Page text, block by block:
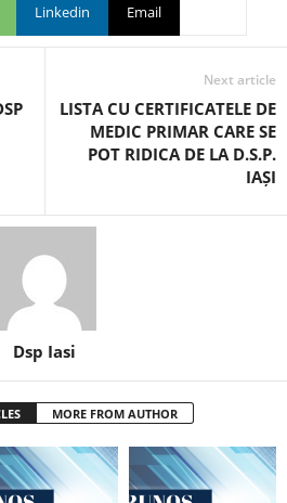
Linkedin Email
Next article
LISTA CU CERTIFICATELE DE
MEDIC PRIMAR CARE SE
POT RIDICA DE LA D.S.P.
IAȘI
Dsp Iasi
MORE FROM AUTHOR